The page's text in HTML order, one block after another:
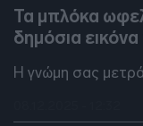
Τα μπλόκα
δημόσια
Η γνώμη σας